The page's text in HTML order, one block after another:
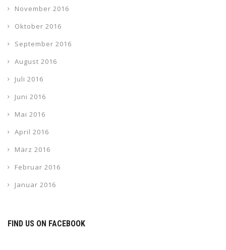
November 2016
Oktober 2016
September 2016
August 2016
Juli 2016
Juni 2016
Mai 2016
April 2016
März 2016
Februar 2016
Januar 2016
FIND US ON FACEBOOK